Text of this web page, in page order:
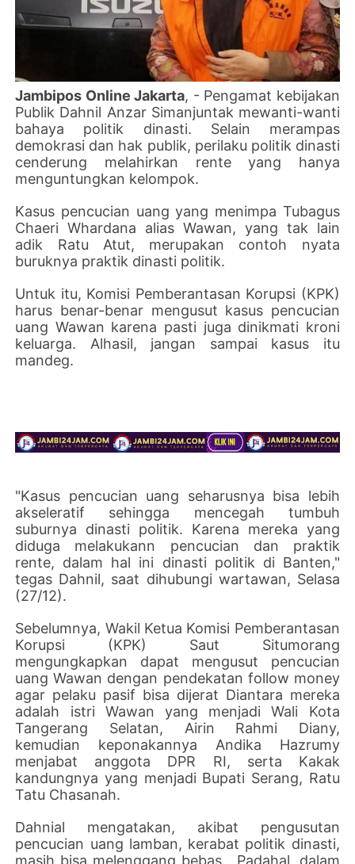
Jambipos Online Jakarta, - Pengamat kebijakan
Publik Dahnil Anzar Simanjuntak mewanti-wanti
bahaya politik dinasti. Selain merampas
demokrasi dan hak publik, perilaku politik dinasti
cenderung melahirkan rente yang hanya
menguntungkan kelompok.
Kasus pencucian uang yang menimpa Tubagus
Chaeri Whardana alias Wawan, yang tak lain
adik Ratu Atut, merupakan contoh nyata
buruknya praktik dinasti politik.
Untuk itu, Komisi Pemberantasan Korupsi (KPK)
harus benar-benar mengusut kasus pencucian
uang Wawan karena pasti juga dinikmati kroni
keluarga. Alhasil, jangan sampai kasus itu
mandeg.
"Kasus pencucian uang seharusnya bisa lebih
akseleratif sehingga mencegah tumbuh
suburnya dinasti politik. Karena mereka yang
diduga melakukann pencucian dan praktik
rente, dalam hal ini dinasti politik di Banten,"
tegas Dahnil, saat dihubungi wartawan, Selasa
(27/12).
Sebelumnya, Wakil Ketua Komisi Pemberantasan
Korupsi (KPK) Saut Situmorang
mengungkapkan dapat mengusut pencucian
uang Wawan dengan pendekatan follow money
agar pelaku pasif bisa dijerat Diantara mereka
adalah istri Wawan yang menjadi Wali Kota
Tangerang Selatan, Airin Rahmi Diany,
kemudian keponakannya Andika Hazrumy
menjabat anggota DPR RI, serta Kakak
kandungnya yang menjadi Bupati Serang, Ratu
Tatu Chasanah.
Dahnial mengatakan, akibat pengusutan
pencucian uang lamban, kerabat politik dinasti,
masih bisa melenggang bebas.
Padahal, dalam